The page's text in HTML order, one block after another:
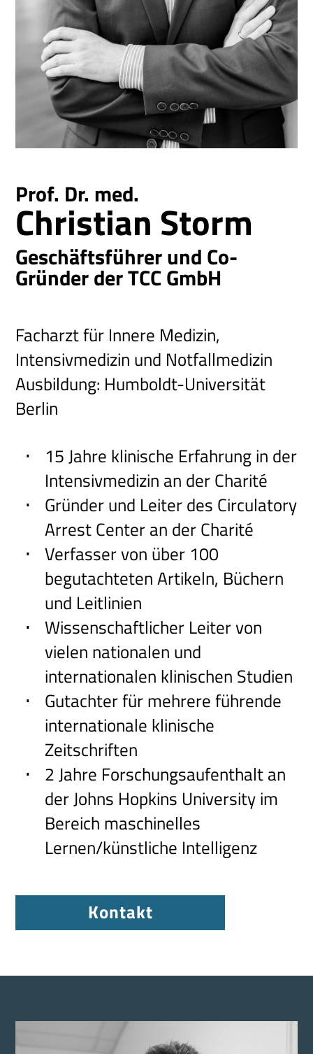
Prof. Dr. med.
Christian Storm
Geschäftsführer und Co-
Gründer der TCC GmbH
Facharzt für Innere Medizin,
Intensivmedizin und Notfallmedizin
Ausbildung: Humboldt-Universität
Berlin
15 Jahre klinische Erfahrung in der
Intensivmedizin an der Charité
Gründer und Leiter des Circulatory
Arrest Center an der Charité
Verfasser von über 100
begutachteten Artikeln, Büchern
und Leitlinien
Wissenschaftlicher Leiter von
vielen nationalen und
internationalen klinischen Studien
Gutachter für mehrere führende
internationale klinische
Zeitschriften
2 Jahre Forschungsaufenthalt an
der Johns Hopkins University im
Bereich maschinelles
Lernen/künstliche Intelligenz
Kontakt